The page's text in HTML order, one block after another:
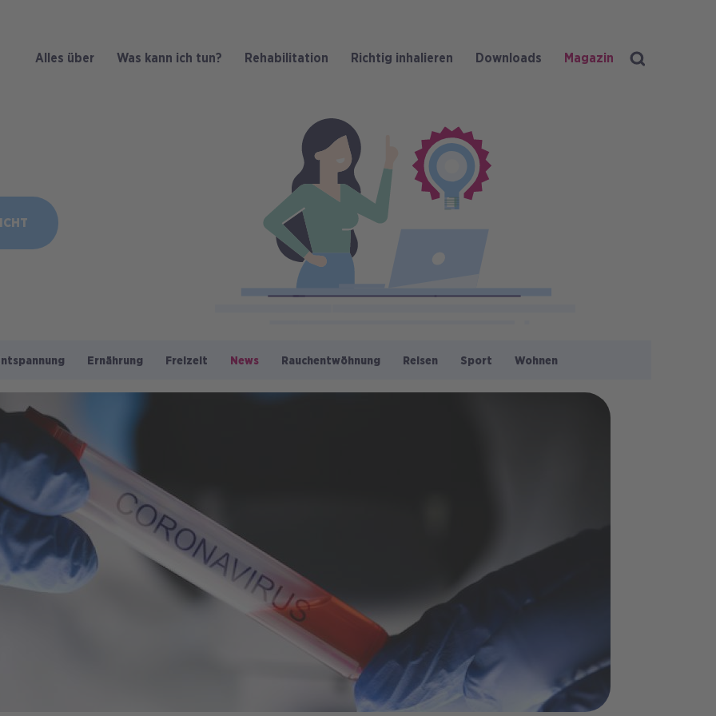
Alles über
Was kann ich tun? Rehabilitation Richtig inhalieren Downloads Magazin Suche
Ernährung Freizeit News Rauchentwöhnung Reisen Sport Wohnen